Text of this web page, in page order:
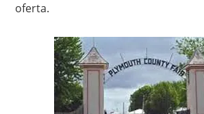
oferta.